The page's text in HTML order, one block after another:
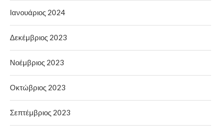
Ιανουάριος 2024
Δεκέμβριος 2023
Νοέμβριος 2023
Οκτώβριος 2023
Σεπτέμβριος 2023